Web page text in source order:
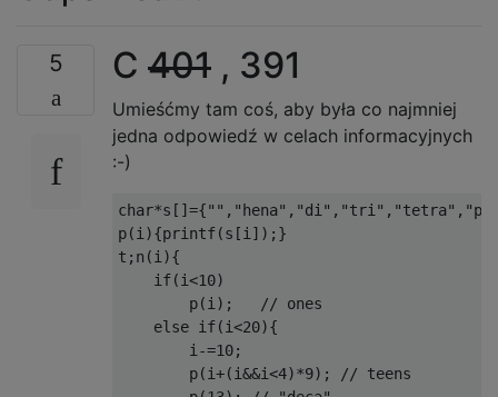
5 C 401 , 391
Umieśćmy tam coś, aby była co najmniej
jedna odpowiedź w celach informacyjnych
:-)
p(i){printf(s[i]);}
t;n(i){
    if(i<10)
        p(i);   // ones
    else if(i<20){
        i-=10;
        p(i+(i&&i<4)*9); // teens